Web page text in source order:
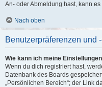
An- oder Abmeldung hast, kann
Nach oben
Benutzerpräferenzen und
Wie kann ich meine
Wenn du dich registriert hast,
Datenbank des Boards
„Persönlichen Bereich“; der Link